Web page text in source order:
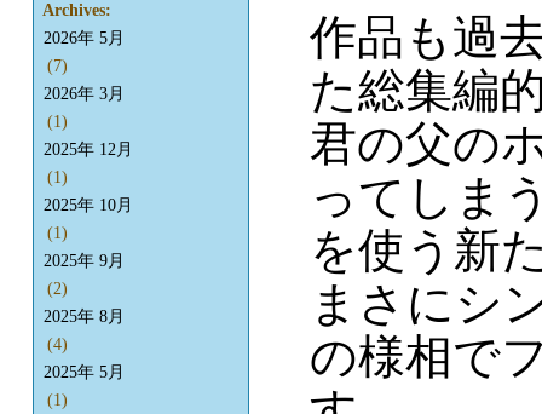
作品も過
た総集編
君の父の
ってしま
を使う新
まさにシ
の様相で
Archives:
2026年 5月
(7)
2026年 3月
(1)
2025年 12月
(1)
2025年 10月
(1)
2025年 9月
(2)
2025年 8月
(4)
2025年 5月
(1)